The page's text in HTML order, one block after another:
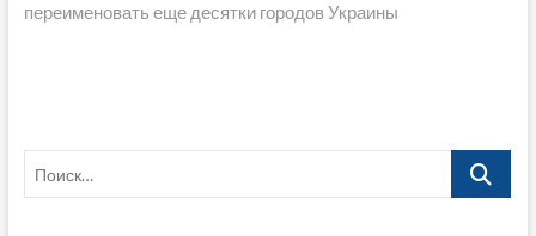
переименовать еще десятки городов Украины
Поиск…